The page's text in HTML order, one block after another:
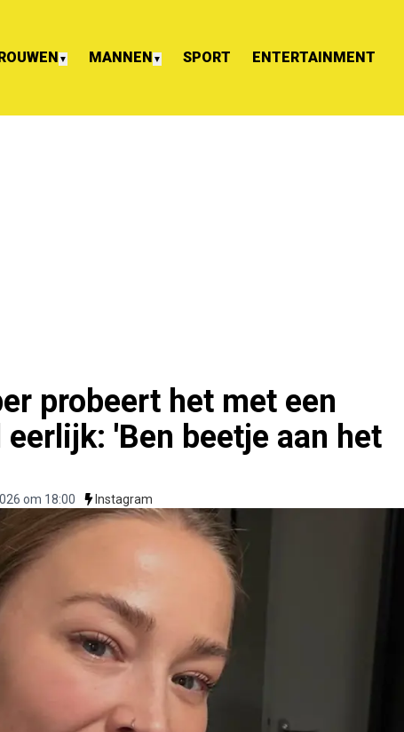
▼ MANNEN ▼ SPORT ENTERTAINMENT
probeert het met een
'Ben beetje aan het
om 18:00 Instagram